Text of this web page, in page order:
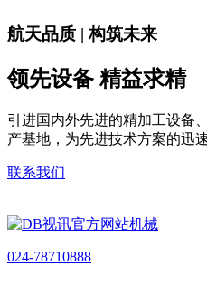
航天品质 | 构筑未来
领先设备 精益求精
引进国内外先进的精加工设备
产基地，为先进技术方案的迅
联系我们
024-78710888